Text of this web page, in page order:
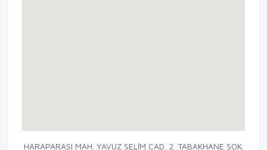
HARAPARASI MAH. YAVUZ SELİM CAD. 2. TABAKHANE SOK.